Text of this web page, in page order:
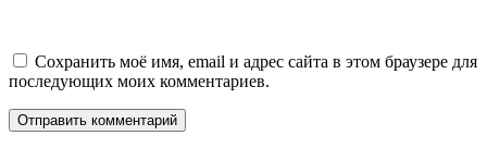
Сохранить моё имя, email и адрес сайта в этом браузере для
последующих моих комментариев.